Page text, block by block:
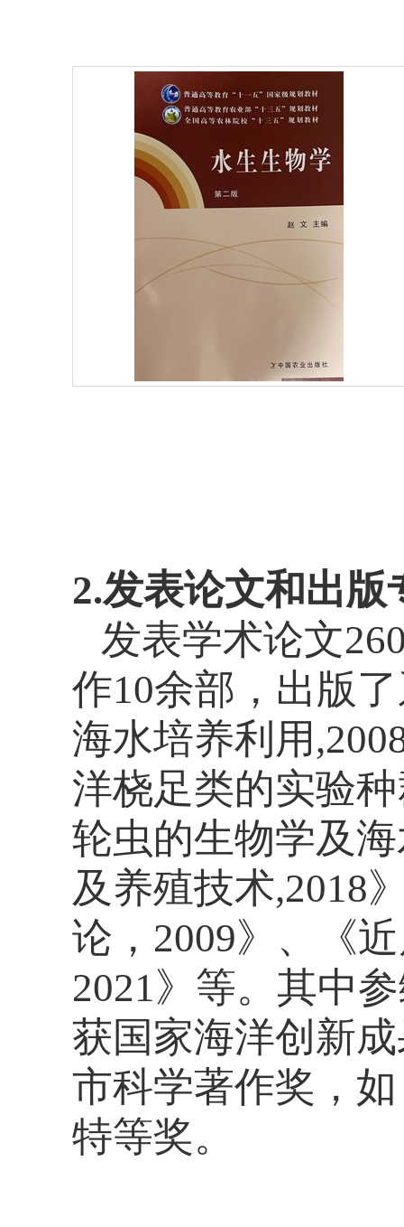
2.发表论文和出版
发表学术论文
作10余部，出版
海水培养利用
洋桡足类的实验
轮虫的生物学及
及养殖技术,2018
论， 2009》、《
2021》等。其中
获国家海洋创新
市科学著作奖，
特等奖。